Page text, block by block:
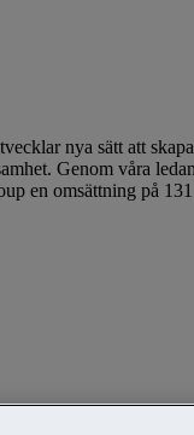
nya sätt att
Genom våra
en omsättning på